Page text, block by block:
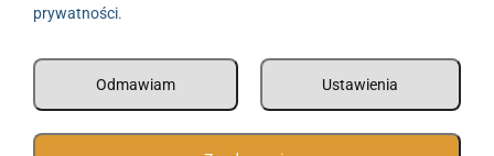
SPD SZKOLENIA - WSZELKIE PRAWA ZASTRZEŻONE 2026
prywatności.
Ustawienia
Odmawiam